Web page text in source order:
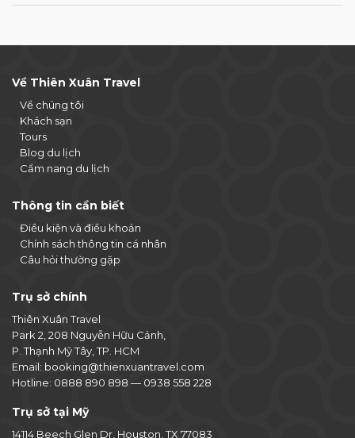
Về Thiên Xuân Travel
Về chúng tôi
Khách sạn
Tours
Blog du lịch
Cẩm nang du lịch
Thông tin cần biết
Điều kiện và điều khoản
Chính sách thông tin cá nhân
Câu hỏi thường gặp
Trụ sở chính
Thiên Xuân Travel
Park 2, 208 Nguyễn Hữu Cảnh,
P. Thạnh Mỹ Tây, TP. HCM
Email: booking@thienxuantravel.com
Hotline: 0888 890 898 — 0938 558 228
Trụ sở tại Mỹ
14114 Beech Glen Dr, Houston, TX 77083